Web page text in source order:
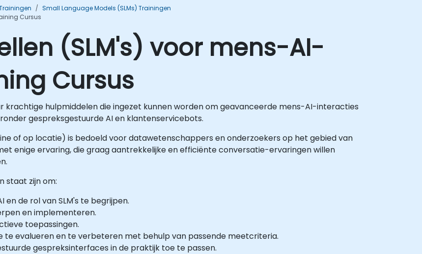
Trainingen
Small Language Models (SLMs) Trainingen
Cursus
(SLM's) voor mens-AI-
Cursus
krachtige hulpmiddelen die ingezet kunnen worden om geavanceerde mens-AI-interacties
gespreksgestuurde AI en klantenservicebots.
of op locatie) is bedoeld voor datawetenschappers en onderzoekers op het gebied van
enige ervaring, die graag aantrekkelijke en efficiënte conversatie-ervaringen willen
staat zijn om:
de rol van SLM's te begrijpen.
en implementeren.
toepassingen.
evalueren en te verbeteren met behulp van passende meetcriteria.
gespreksinterfaces in de praktijk toe te passen.